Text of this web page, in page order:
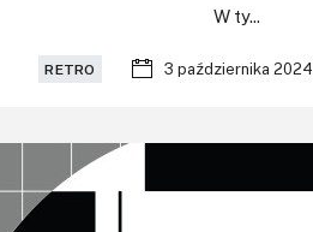
W ty...
RETRO 3 października 2024